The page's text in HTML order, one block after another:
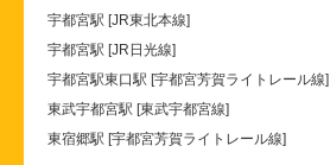
宇都宮駅 [JR東北本線]
宇都宮駅 [JR日光線]
宇都宮駅東口駅 [宇都宮芳賀ライトレール線]
東武宇都宮駅 [東武宇都宮線]
東宿郷駅 [宇都宮芳賀ライトレール線]